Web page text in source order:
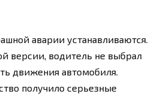
аварии устанавливаются.
версии, водитель не выбрал
движения автомобиля.
получило серьезные